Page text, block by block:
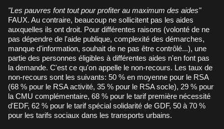
"Les pauvres font tout pour profiter au maximum des aides"
FAUX. Au contraire, beaucoup ne sollicitent pas les aides
auxquelles ils ont droit. Pour différentes raisons (volonté de ne
pas dépendre de l'aide publique, complexité des démarches,
manque d'information, souhait de ne pas être contrôlé...), une
partie des personnes éligibles à différentes aides n'en font pas
la demande. C'est ce qu'on appelle le non-recours. Les taux de
non-recours sont les suivants: 50 % en moyenne pour le RSA
(68 % pour le RSA activité, 35 % pour le RSA socle), 29 % pour
la CMU complémentaire, 68 % pour le tarif première nécessité
d'EDF, 62 % pour le tarif spécial solidarité de GDF, 50 à 70 %
pour les tarifs sociaux dans les transports urbains.